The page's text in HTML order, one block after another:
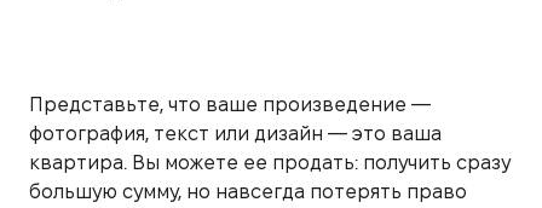
Представьте, что ваше произведение —
фотография, текст или дизайн — это ваша
квартира. Вы можете ее продать: получить сразу
большую сумму, но навсегда потерять право